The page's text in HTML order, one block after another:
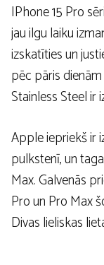
IPhone 15 Pro
jau ilgu laiku
izskatīties un
pēc pāris
Stainless Steel ir
Apple iepriekš ir
pulkstenī, un
Max. Galvenās
Pro un Pro Max
Divas lieliskas